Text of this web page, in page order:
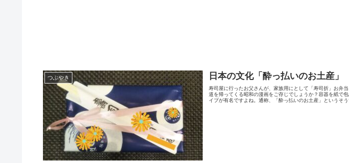
つぶやき 日本の文化「酔っ払いのお土産」
寿司屋に行ったお父さんが、家族用にとして「寿司折」お弁
道を帰ってくる昭和の漫画をご存じでしょうか？容器を紙で
イプが有名ですよね。通称、「酔っ払いのお土産」というそう